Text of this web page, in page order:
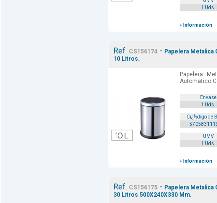
1 Uds.
+ Información
Ref. CS156174- Papelera Metalica
10 Litros.
Papelera
Automatico
Envase
1 Uds.
Cï¿½digo de
UMV
1 Uds.
+ Información
Ref. CS156175- Papelera Metalica
30 Litros 500X240X330 Mm.